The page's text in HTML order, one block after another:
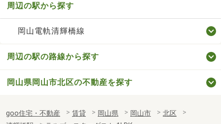
周辺の駅から探す
岡山電軌清輝橋線
周辺の駅の路線から探す
岡山県岡山市北区の不動産を探す
goo住宅・不動産 賃貸 岡山県 岡山市
北区